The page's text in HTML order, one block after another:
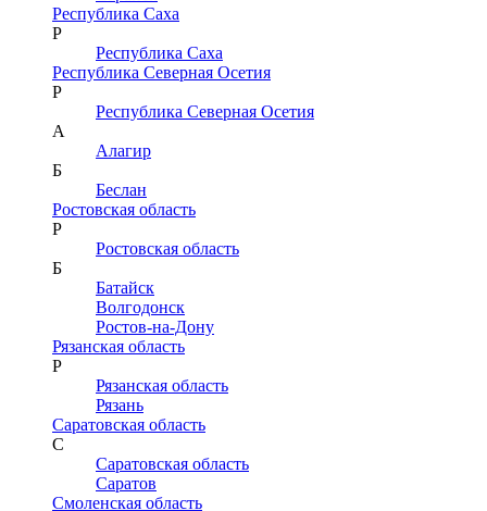
Республика Саха
Р
Республика Саха
Республика Северная Осетия
Р
Республика Северная Осетия
А
Алагир
Б
Беслан
Ростовская область
Р
Ростовская область
Б
Батайск
Волгодонск
Ростов-на-Дону
Рязанская область
Р
Рязанская область
Рязань
Саратовская область
С
Саратовская область
Саратов
Смоленская область